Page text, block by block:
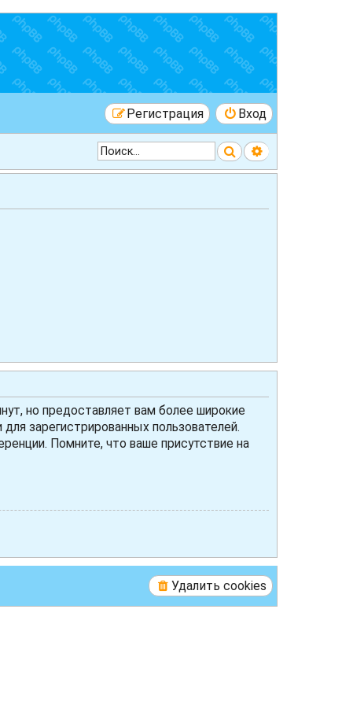
Вход
Регистрация
ПоискРасширенный
но предоставляет вам более широкие
зарегистрированных пользователей.
Помните, что ваше присутствие на
Удалить cookies